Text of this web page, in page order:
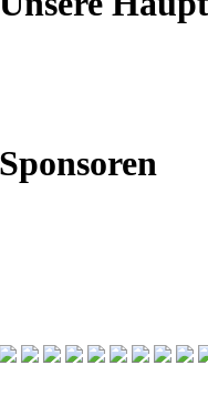
Sponsoren